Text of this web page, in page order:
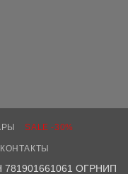
SALE -30%
КОНТАКТЫ
781901661061 ОГРНИП